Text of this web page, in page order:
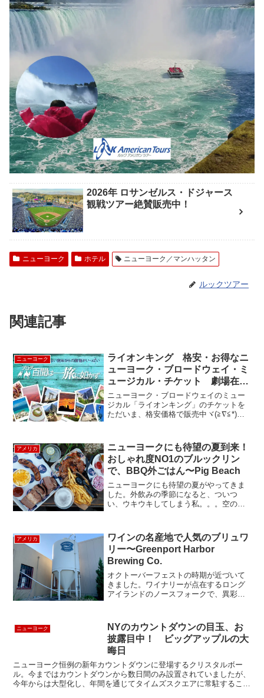
2026年 ロサンゼルス・ドジャース
観戦ツアー絶賛販売中！
ニューヨーク ホテル ニューヨーク／マンハッタン
ルックツアー
関連記事
ニューヨーク
ライオンキング 格安・お得なニ
ューヨーク・ブロードウェイ・ミ
ュージカル・チケット 劇場在庫
オンライン販売！
ニューヨーク・ブロードウェイのミュー
ジカル「ライオンキング」のチケットを
ただいま、格安価格で販売中ヾ(≧∇≦*)〃
テムの秘密・・・(☆Д☆)ｷﾗﾘｰﾝ♪ ルック
ツ...
アメリカ
ニューヨークにも待望の夏到来！
おしゃれ度NO1のブルックリン
で、BBQ外ごはん〜Pig Beach
ニューヨークにも待望の夏がやってきま
した。外飲みの季節になると、ついつ
い、ウキウキしてしまう私。。。空の下
いいお天気だったので、本格BBQをアウ
トドアで味わえるPig ...
アメリカ
ワインの名産地で人気のブリュワ
リー〜Greenport Harbor
Brewing Co.
オクトーバーフェストの時期が近づいて
きました。ワイナリーが点在するロング
アイランドのノースフォークで、異彩を
イング・カンパニー）を紹介した...
ニューヨーク
NYのカウントダウンの目玉、お
披露目中！ ビッグアップルの大
晦日
ニューヨーク恒例の新年カウントダウンに登場するクリスタルボー
ル。今まではカウントダウンから数日間のみ設置されていましたが、
今年からは大型化し、年間を通じてタイムズスクエアに常駐すること